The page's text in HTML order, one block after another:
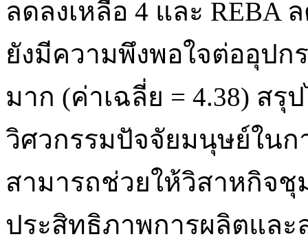
ลดลงเหลือ 4 และ REBA
ยังมีความพึงพอใจต่ออุป
มาก (ค่าเฉลี่ย = 4.38) ส
วิศวกรรมปัจจัยมนุษย์ใน
สามารถช่วยให้วิสาหกิจชุ
ประสิทธิภาพการผลิตและ